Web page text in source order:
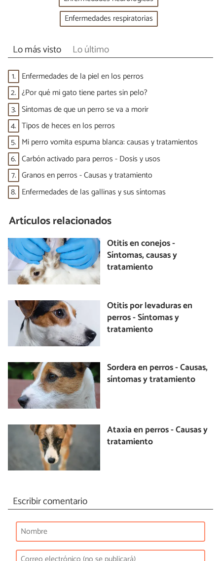
Enfermedades respiratorias
Lo más visto Lo último
1. Enfermedades de la piel en los perros
2. ¿Por qué mi gato tiene partes sin pelo?
3. Síntomas de que un perro se va a morir
4. Tipos de heces en los perros
5. Mi perro vomita espuma blanca: causas y tratamientos
6. Carbón activado para perros - Dosis y usos
7. Granos en perros - Causas y tratamiento
8. Enfermedades de las gallinas y sus síntomas
Artículos relacionados
Otitis en conejos -
Síntomas, causas y
tratamiento
Otitis por levaduras en
perros - Síntomas y
tratamiento
Sordera en perros - Causas,
síntomas y tratamiento
Ataxia en perros - Causas y
tratamiento
Escribir comentario